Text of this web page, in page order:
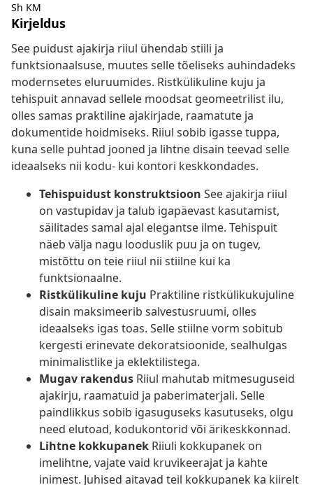
Sh KM
Kirjeldus
See puidust ajakirja riiul ühendab stiili ja
funktsionaalsuse, muutes selle tõeliseks auhindadeks
modernsetes eluruumides. Ristkülikuline kuju ja
tehispuit annavad sellele moodsat geomeetrilist ilu,
olles samas praktiline ajakirjade, raamatute ja
dokumentide hoidmiseks. Riiul sobib igasse tuppa,
kuna selle puhtad jooned ja lihtne disain teevad selle
ideaalseks nii kodu- kui kontori keskkondades.
Tehispuidust konstruktsioon See ajakirja riiul
on vastupidav ja talub igapäevast kasutamist,
säilitades samal ajal elegantse ilme. Tehispuit
näeb välja nagu looduslik puu ja on tugev,
mistõttu on teie riiul nii stiilne kui ka
funktsionaalne.
Ristkülikuline kuju Praktiline ristkülikukujuline
disain maksimeerib salvestusruumi, olles
ideaalseks igas toas. Selle stiilne vorm sobitub
kergesti erinevate dekoratsioonide, sealhulgas
minimalistlike ja eklektilistega.
Mugav rakendus Riiul mahutab mitmesuguseid
ajakirju, raamatuid ja paberimaterjali. Selle
paindlikkus sobib igasuguseks kasutuseks, olgu
need elutoad, kodukontorid või ärikeskkonnad.
Lihtne kokkupanek Riiuli kokkupanek on
imelihtne, vajate vaid kruvikeerajat ja kahte
inimest. Juhised aitavad teil kokkupanek ka kiirelt